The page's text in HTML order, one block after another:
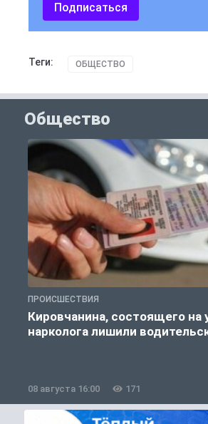
Подписаться
Теги: ОБЩЕСТВО
Общество
ПРОИСШЕСТВИЯ
Кировчанина, состоящего на
нарколога лишили
08 августа 16:00 171